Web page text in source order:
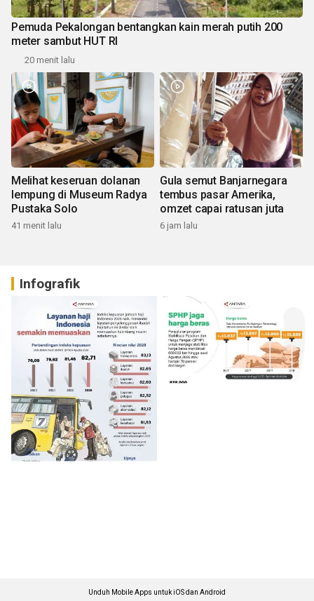
Pemuda Pekalongan bentangkan kain merah putih 200
meter sambut HUT RI
20 menit lalu
Melihat keseruan dolanan
lempung di Museum Radya
Pustaka Solo
41 menit lalu
Gula semut Banjarnegara
tembus pasar Amerika,
omzet capai ratusan juta
6 jam lalu
Infografik
Unduh Mobile Apps untuk iOS dan Android